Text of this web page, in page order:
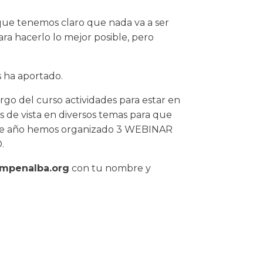
tenemos claro que nada va a ser
hacerlo lo mejor posible, pero
ha aportado.
del curso actividades para estar en
vista en diversos temas para que
año hemos organizado 3 WEBINAR
con tu nombre y